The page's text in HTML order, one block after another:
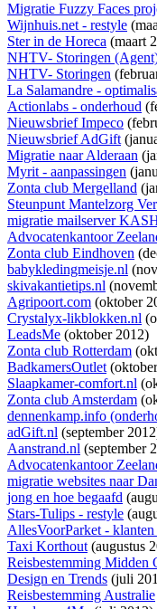
Migratie Fuzzy Faces
Wijnhuis.net - restyle
Ster in de Horeca (maart
NHTV- Storingen
NHTV- Storingen
La Salamandre -
Actionlabs - onderhoud
Nieuwsbrief Impeco
Nieuwsbrief AdGift
Migratie naar Alderaan
Myrit - aanpassingen
Zonta club Mergelland
Steunpunt Mantelzorg
migratie mailserver
Advocatenkantoor
Zonta club Eindhoven
babykledingmeisje.nl
skivakantietips.nl
Agripoort.com (oktober
Crystalyx-likblokken.nl
LeadsMe (oktober 2012)
Zonta club Rotterdam
BadkamersOutlet
Slaapkamer-comfort.nl
Zonta club Amsterdam
dennenkamp.info
adGift.nl (september
Aanstrand.nl (september
Advocatenkantoor
migratie websites naar
jong en hoe begaafd
Stars-Tulips - restyle
AllesVoorParket -
Taxi Korthout(augustus
Reisbestemming Midden
Design en Trends (juli
Reisbestemming Australie